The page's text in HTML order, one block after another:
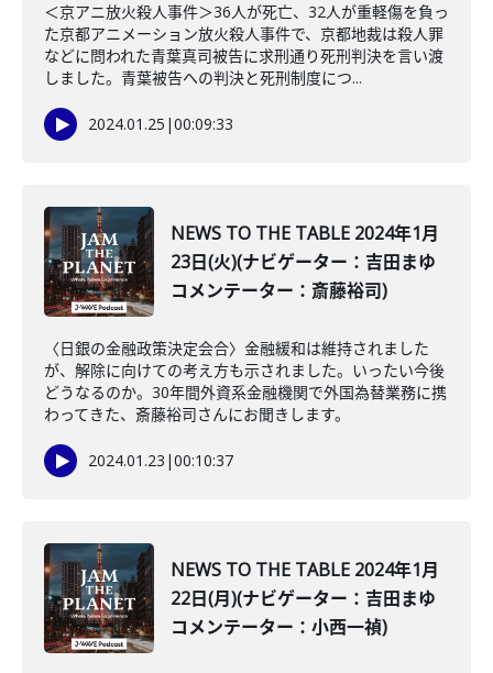
＜京アニ放火殺人事件＞36人が死亡、32人が重軽傷を負っ
た京都アニメーション放火殺人事件で、京都地裁は殺人罪
などに問われた青葉真司被告に求刑通り死刑判決を言い渡
しました。青葉被告への判決と死刑制度につ...
2024.01.25 |00:09:33
NEWS TO THE TABLE 2024年1月
23日(火)(ナビゲーター：吉田まゆ
コメンテーター：斎藤裕司)
〈日銀の金融政策決定会合〉金融緩和は維持されました
が、解除に向けての考え方も示されました。いったい今後
どうなるのか。30年間外資系金融機関で外国為替業務に携
わってきた、斎藤裕司さんにお聞きします。
2024.01.23 |00:10:37
NEWS TO THE TABLE 2024年1月
22日(月)(ナビゲーター：吉田まゆ
コメンテーター：小西一禎)